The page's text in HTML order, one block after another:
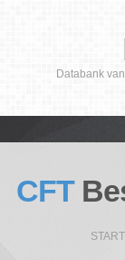
Databank
CFT